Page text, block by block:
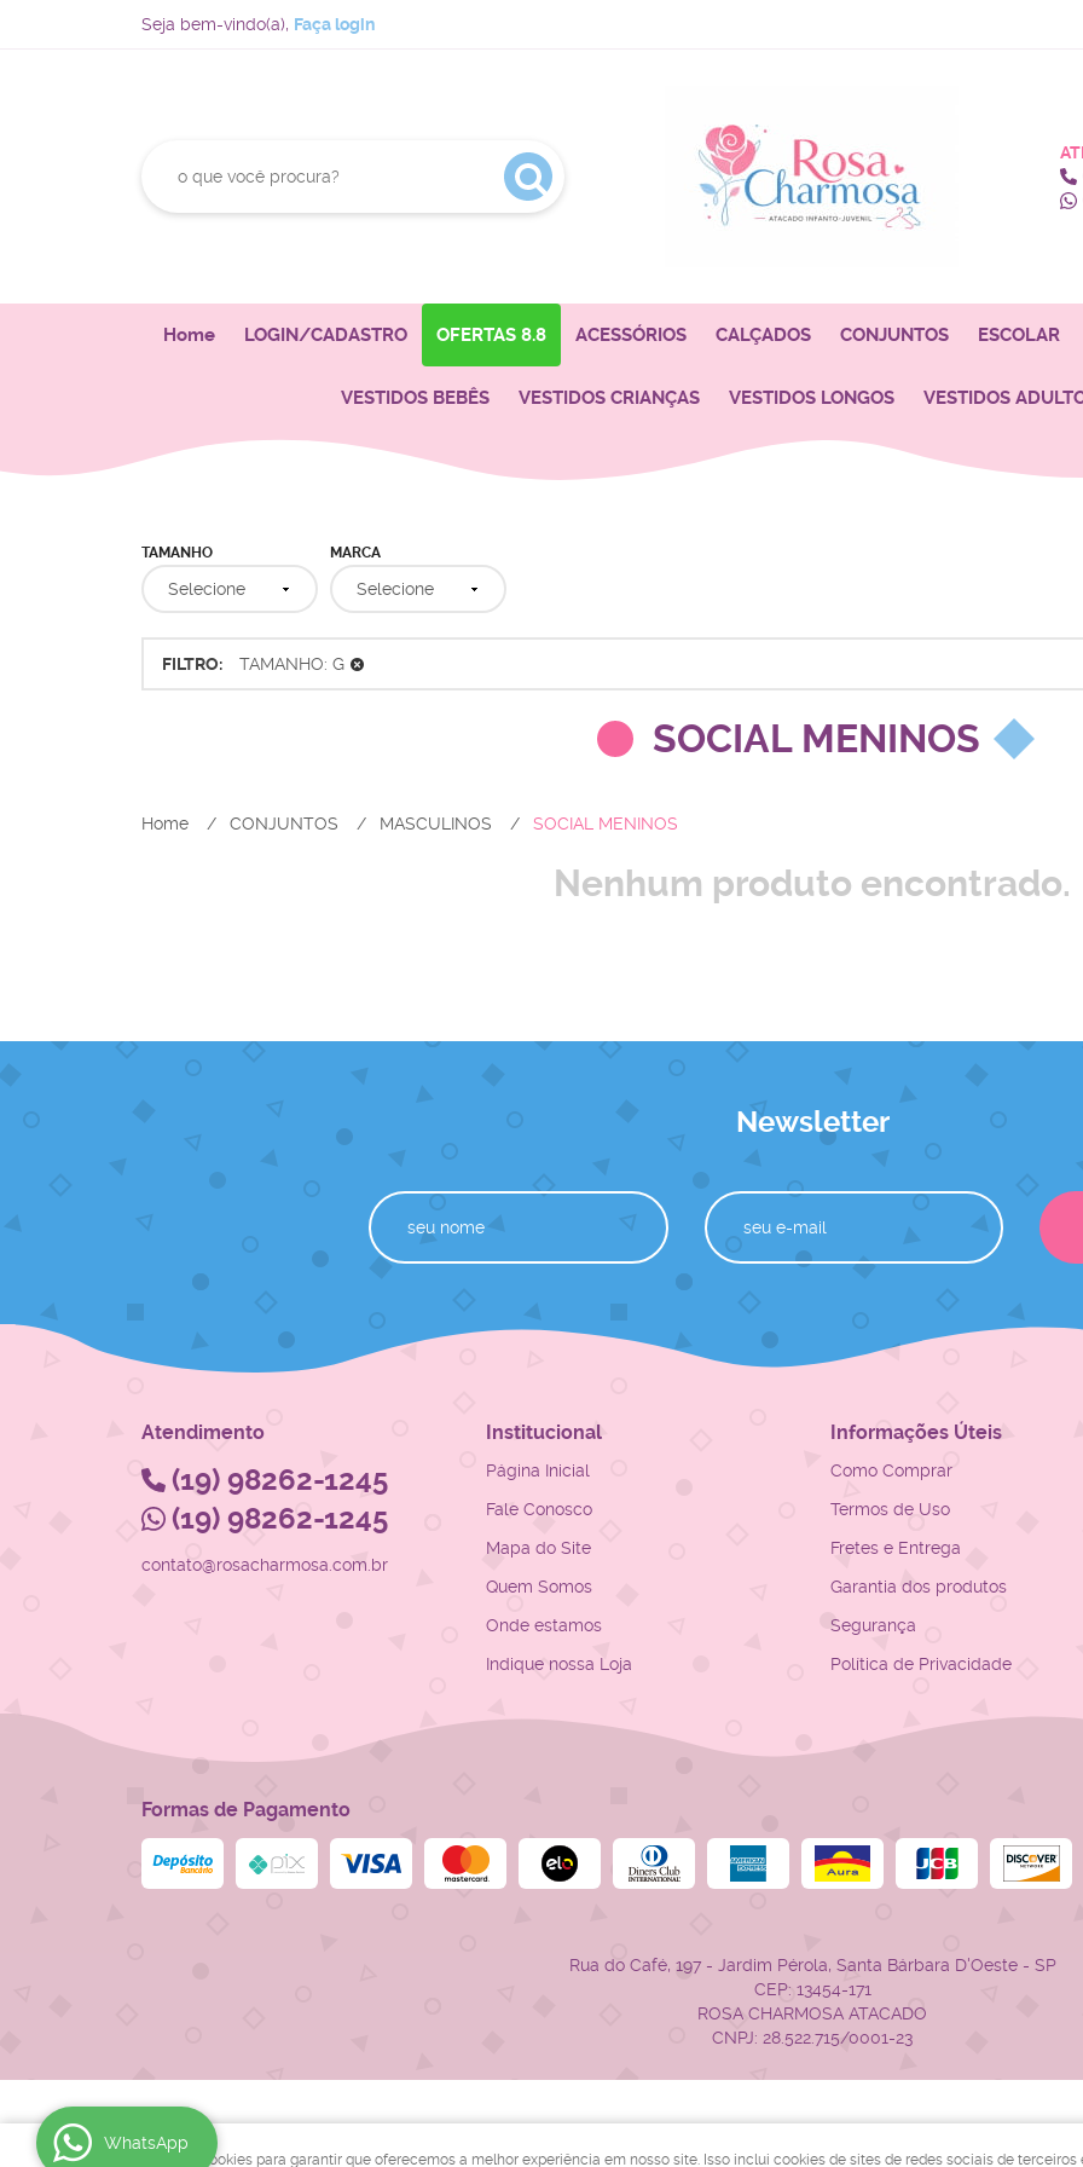
Seja bem-vindo(a), Faça login
Home LOGIN/CADASTRO OFERTAS 8.8 ACESSÓRIOS CALÇADOS CONJUNTOS ESCOLAR
VESTIDOS BEBÊS VESTIDOS CRIANÇAS VESTIDOS LONGOS VESTIDOS
TAMANHO
Selecione
MARCA
Selecione
FILTRO TAMANHO: G
SOCIAL MENINOS
Home CONJUNTOS MASCULINOS SOCIAL MENINOS
Nenhum produto encontrado.
Newsletter
Atendimento
(19) 98262-1245
(19) 98262-1245
contato@rosacharmosa.com.br
Institucional
Página Inicial
Fale Conosco
Mapa do Site
Quem Somos
Onde estamos
Indique nossa Loja
Informações Úteis
Como Comprar
Termos de Uso
Fretes e Entrega
Garantia dos produtos
Segurança
Política de Privacidade
Formas de Pagamento
Rua do Café, 197- Jardim Pérola, Santa Bárbara D'Oeste- SP
CEP: 13454-171
ROSA CHARMOSA ATACADO
CNPJ: 28.522.715/0001-23
Usamos cookies para garantir que oferecemos a melhor experiência em nosso site. Isso inclui cookies de sites de redes sociais de
WhatsApp